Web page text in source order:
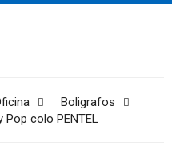
Boligrafos
Pop colo PENTEL